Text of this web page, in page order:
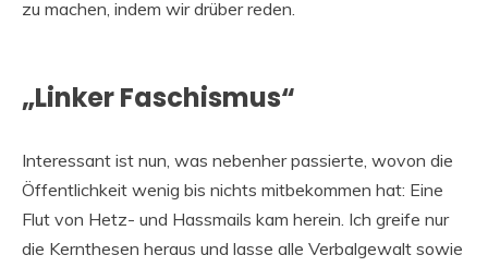
zu machen, indem wir drüber reden.
„Linker Faschismus“
Interessant ist nun, was nebenher passierte, wovon die
Öffentlichkeit wenig bis nichts mitbekommen hat: Eine
Flut von Hetz- und Hassmails kam herein. Ich greife nur
die Kernthesen heraus und lasse alle Verbalgewalt sowie